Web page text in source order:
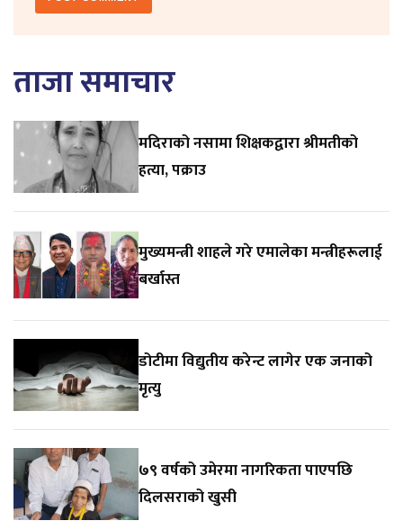
ताजा समाचार
मदिराको नसामा शिक्षकद्वारा श्रीमतीको
हत्या, पक्राउ
मुख्यमन्त्री शाहले गरे एमालेका मन्त्रीहरूलाई
बर्खास्त
डोटीमा विद्युतीय करेन्ट लागेर एक जनाको
मृत्यु
७९ वर्षको उमेरमा नागरिकता पाएपछि
दिलसराको खुसी